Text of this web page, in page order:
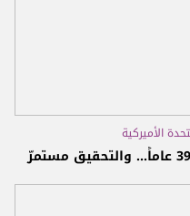
الأميركية